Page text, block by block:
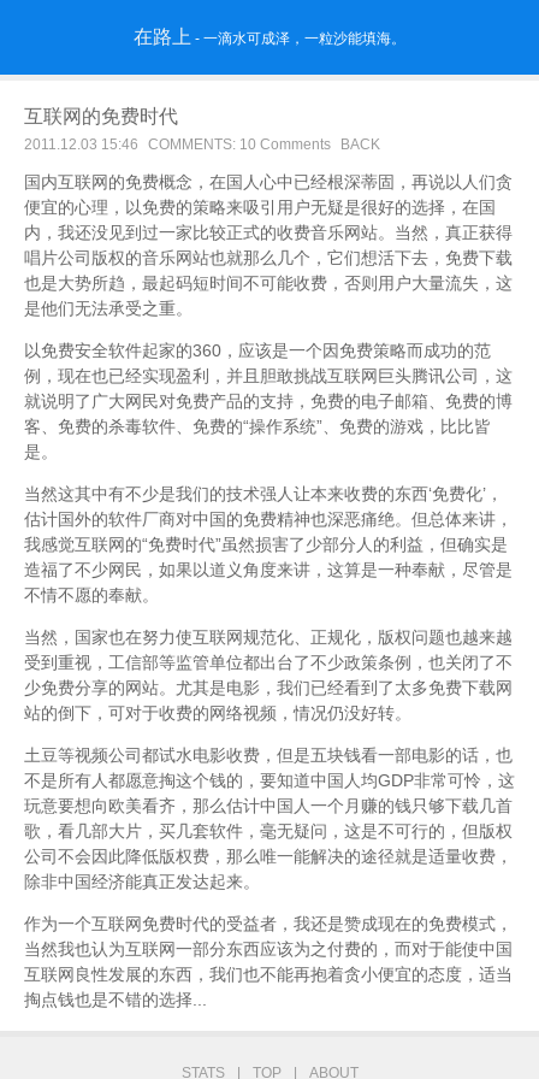
在路上 - 一滴水可成泽，一粒沙能填海。
互联网的免费时代
2011.12.03 15:46 COMMENTS: 10 Comments BACK
国内互联网的免费概念，在国人心中已经根深蒂固，再说以人们贪
便宜的心理，以免费的策略来吸引用户无疑是很好的选择，在国
内，我还没见到过一家比较正式的收费音乐网站。当然，真正获得
唱片公司版权的音乐网站也就那么几个，它们想活下去，免费下载
也是大势所趋，最起码短时间不可能收费，否则用户大量流失，这
是他们无法承受之重。
以免费安全软件起家的360，应该是一个因免费策略而成功的范
例，现在也已经实现盈利，并且胆敢挑战互联网巨头腾讯公司，这
就说明了广大网民对免费产品的支持，免费的电子邮箱、免费的博
客、免费的杀毒软件、免费的“操作系统”、免费的游戏，比比皆
是。
当然这其中有不少是我们的技术强人让本来收费的东西‘免费化’，
估计国外的软件厂商对中国的免费精神也深恶痛绝。但总体来讲，
我感觉互联网的“免费时代”虽然损害了少部分人的利益，但确实是
造福了不少网民，如果以道义角度来讲，这算是一种奉献，尽管是
不情不愿的奉献。
当然，国家也在努力使互联网规范化、正规化，版权问题也越来越
受到重视，工信部等监管单位都出台了不少政策条例，也关闭了不
少免费分享的网站。尤其是电影，我们已经看到了太多免费下载网
站的倒下，可对于收费的网络视频，情况仍没好转。
土豆等视频公司都试水电影收费，但是五块钱看一部电影的话，也
不是所有人都愿意掏这个钱的，要知道中国人均GDP非常可怜，这
玩意要想向欧美看齐，那么估计中国人一个月赚的钱只够下载几首
歌，看几部大片，买几套软件，毫无疑问，这是不可行的，但版权
公司不会因此降低版权费，那么唯一能解决的途径就是适量收费，
除非中国经济能真正发达起来。
作为一个互联网免费时代的受益者，我还是赞成现在的免费模式，
当然我也认为互联网一部分东西应该为之付费的，而对于能使中国
互联网良性发展的东西，我们也不能再抱着贪小便宜的态度，适当
掏点钱也是不错的选择...
STATS TOP ABOUT